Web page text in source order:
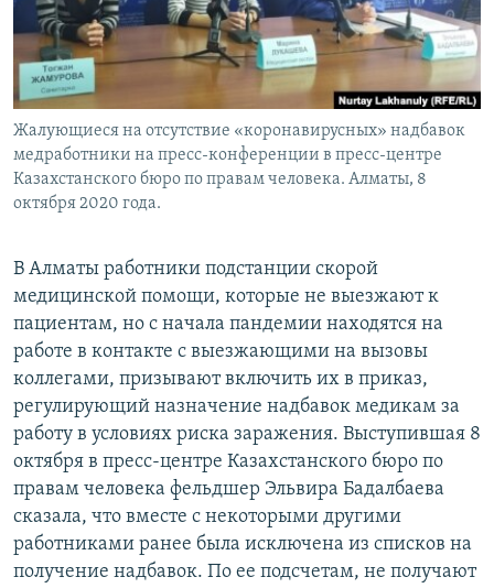
Жалующиеся на отсутствие «коронавирусных» надбавок
медработники на пресс-конференции в пресс-центре
Казахстанского бюро по правам человека. Алматы, 8
октября 2020 года.
В Алматы работники подстанции скорой
медицинской помощи, которые не выезжают к
пациентам, но с начала пандемии находятся на
работе в контакте с выезжающими на вызовы
коллегами, призывают включить их в приказ,
регулирующий назначение надбавок медикам за
работу в условиях риска заражения. Выступившая 8
октября в пресс-центре Казахстанского бюро по
правам человека фельдшер Эльвира Бадалбаева
сказала, что вместе с некоторыми другими
работниками ранее была исключена из списков на
получение надбавок. По ее подсчетам, не получают